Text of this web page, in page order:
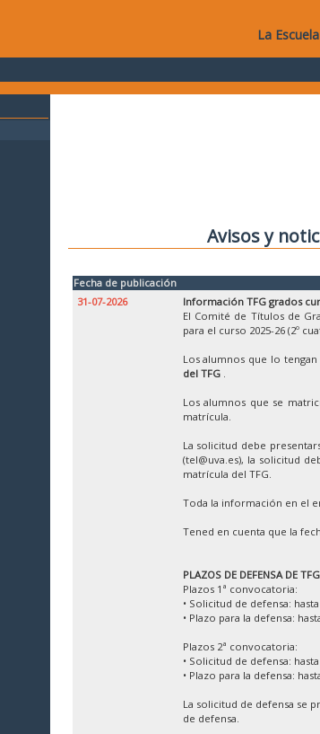
La Escuela
Avisos y
Fecha de publicación
31-07-2026
Información TFG grados
El Comité de Títulos de
para el curso 2025-26 (2º
Los alumnos que lo tengan
del TFG
Los alumnos que se
matrícula.
La solicitud debe
(tel@uva.es), la solicitud
matrícula del TFG.
Toda la información en el
Tened en cuenta que la
PLAZOS DE DEFENSA DE
Plazos 1ª convocatoria:
• Solicitud de defensa:
• Plazo para la defensa:
Plazos 2ª convocatoria:
• Solicitud de defensa:
• Plazo para la defensa:
La solicitud de defensa se
de defensa.